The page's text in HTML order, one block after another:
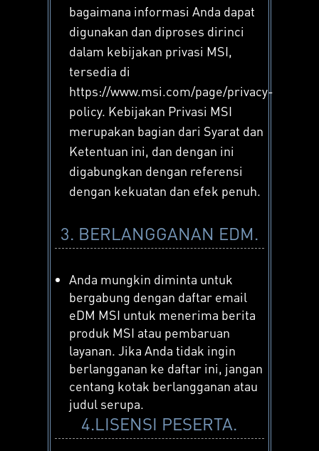
bagaimana informasi Anda dapat
digunakan dan diproses dirinci
dalam kebijakan privasi MSI,
tersedia di
https://www.msi.com/page/privacy-
policy. Kebijakan Privasi MSI
merupakan bagian dari Syarat dan
Ketentuan ini, dan dengan ini
digabungkan dengan referensi
dengan kekuatan dan efek penuh.
3. BERLANGGANAN EDM.
Anda mungkin diminta untuk
bergabung dengan daftar email
eDM MSI untuk menerima berita
produk MSI atau pembaruan
layanan. Jika Anda tidak ingin
berlangganan ke daftar ini, jangan
centang kotak berlangganan atau
judul serupa.
4.LISENSI PESERTA.